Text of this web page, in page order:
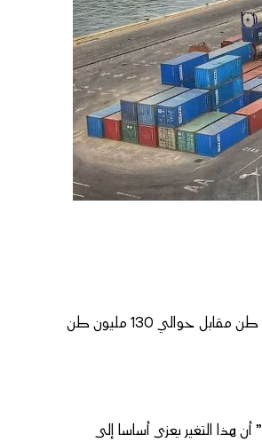
بلغ الرواج الإجمالي على صعيد الموانئ المغربية برسم الفصل الأول من سنة 2026، 148,6 مليون طن مقابل حوالي 130 مليون طن
وذكر بلاغ لوزارة التجهيز والماء حول “أنشطة الموانئ بالمغرب برسم الفصل الأول من سنة 2026” أن هذا التغير يعزى أساسا إلى